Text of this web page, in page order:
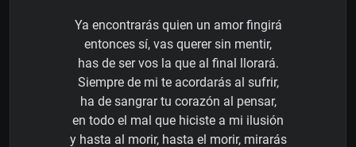
Ya encontrarás quien un amor fingirá
entonces sí, vas querer sin mentir,
has de ser vos la que al final llorará.
Siempre de mi te acordarás al sufrir,
ha de sangrar tu corazón al pensar,
en todo el mal que hiciste a mi ilusión
y hasta al morir, hasta el morir, mirarás